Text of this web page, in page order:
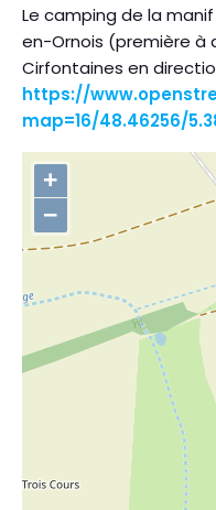
Le camping de la
en-Ornois (première à
Cirfontaines en
https://
map=16/48.46256/
+
−